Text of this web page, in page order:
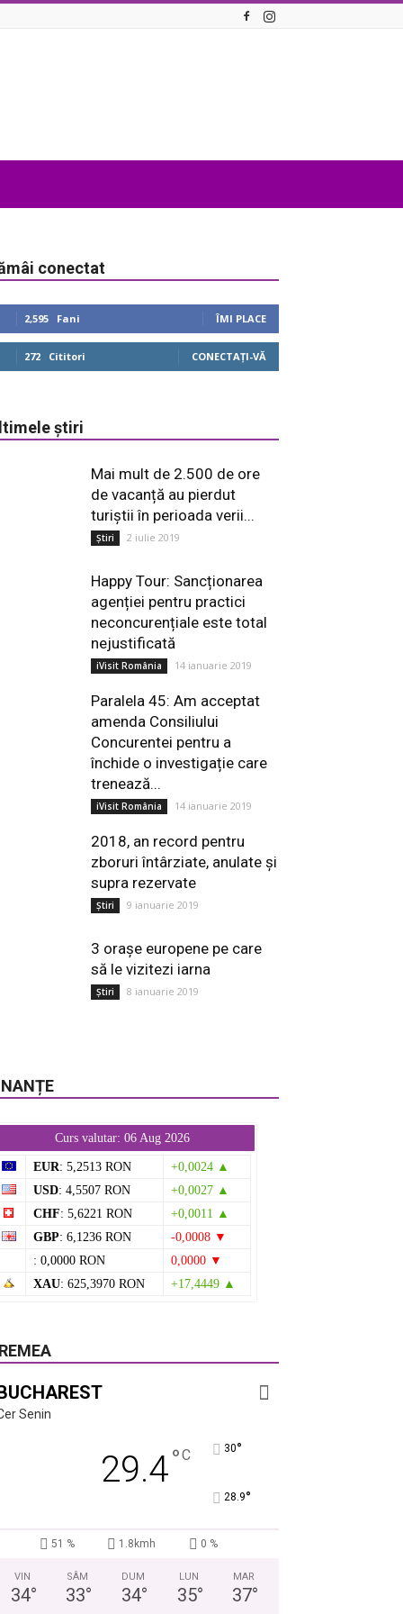
conectat
2,595 Fani ÎMI PLACE
272 Cititori CONECTAȚI-VĂ
știri
Mai mult de 2.500 de ore
de vacanță au pierdut
turiștii în perioada verii...
Știri 2 iulie 2019
Happy Tour: Sancționarea
agenției pentru practici
neconcurențiale este total
nejustificată
iVisit România 14 ianuarie 2019
Paralela 45: Am acceptat
amenda Consiliului
Concurentei pentru a
închide o investigație care
trenează...
iVisit România 14 ianuarie 2019
2018, an record pentru
zboruri întârziate, anulate și
supra rezervate
Știri 9 ianuarie 2019
3 orașe europene pe care
să le vizitezi iarna
Știri 8 ianuarie 2019
Curs valutar: 06 Aug 2026
EUR: 5,2513 RON
+0,0024 ▲
USD: 4,5507 RON
+0,0027 ▲
CHF: 5,6221 RON
+0,0011 ▲
GBP: 6,1236 RON
-0,0008 ▼
: 0,0000 RON
0,0000 ▼
XAU: 625,3970 RON +17,4449 ▲
Senin
29.4°C 30°
28.9°
51 % 1.8kmh 0 %
VIN
34°
SÂM
33°
DUM
34°
LUN
35°
MAR
37°